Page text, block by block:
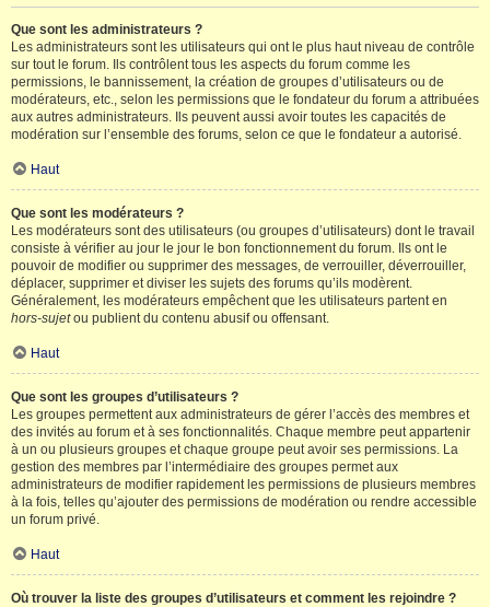
Que sont les administrateurs ?
Les administrateurs sont les utilisateurs qui ont le plus haut niveau de contrôle
sur tout le forum. Ils contrôlent tous les aspects du forum comme les
permissions, le bannissement, la création de groupes d’utilisateurs ou de
modérateurs, etc., selon les permissions que le fondateur du forum a attribuées
aux autres administrateurs. Ils peuvent aussi avoir toutes les capacités de
modération sur l’ensemble des forums, selon ce que le fondateur a autorisé.
Haut
Que sont les modérateurs ?
Les modérateurs sont des utilisateurs (ou groupes d’utilisateurs) dont le travail
consiste à vérifier au jour le jour le bon fonctionnement du forum. Ils ont le
pouvoir de modifier ou supprimer des messages, de verrouiller, déverrouiller,
déplacer, supprimer et diviser les sujets des forums qu’ils modèrent.
Généralement, les modérateurs empêchent que les utilisateurs partent en
hors-sujetou publient du contenu abusif ou offensant.
Haut
Que sont les groupes d’utilisateurs ?
Les groupes permettent aux administrateurs de gérer l’accès des membres et
des invités au forum et à ses fonctionnalités. Chaque membre peut appartenir
à un ou plusieurs groupes et chaque groupe peut avoir ses permissions. La
gestion des membres par l’intermédiaire des groupes permet aux
administrateurs de modifier rapidement les permissions de plusieurs membres
à la fois, telles qu’ajouter des permissions de modération ou rendre accessible
un forum privé.
Haut
Où trouver la liste des groupes d’utilisateurs et comment les rejoindre ?